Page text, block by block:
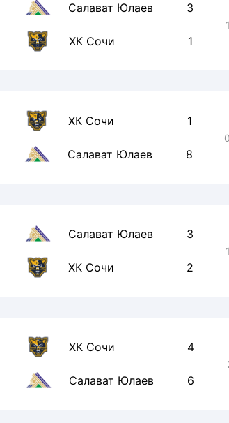
Салават Юлаев 3
ХК Сочи 1
ХК Сочи 1
Салават Юлаев 8
Салават Юлаев 3
ХК Сочи 2
ХК Сочи 4
Салават Юлаев 6